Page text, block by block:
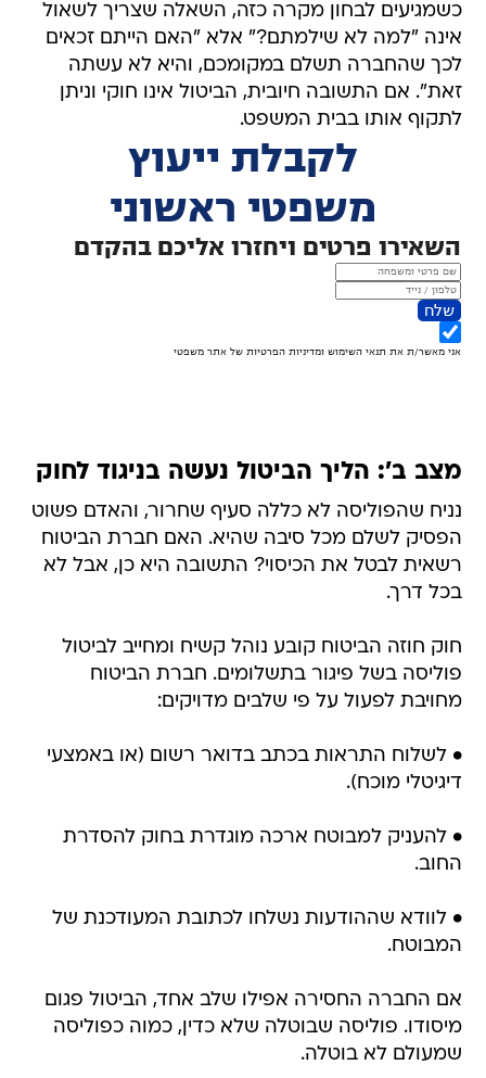
כשמגיעים לבחון מקרה כזה, השאלה שצריך לשאול
אינה "למה לא שילמתם?" אלא "האם הייתם זכאים
לכך שהחברה תשלם במקומכם, והיא לא עשתה
זאת". אם התשובה חיובית, הביטול אינו חוקי וניתן
לתקוף אותו בבית המשפט.
מצב ב': הליך הביטול נעשה בניגוד לחוק
נניח שהפוליסה לא כללה סעיף שחרור, והאדם פשוט
הפסיק לשלם מכל סיבה שהיא. האם חברת הביטוח
רשאית לבטל את הכיסוי? התשובה היא כן, אבל לא
בכל דרך.
חוק חוזה הביטוח קובע נוהל קשיח ומחייב לביטול
פוליסה בשל פיגור בתשלומים. חברת הביטוח
מחויבת לפעול על פי שלבים מדויקים:
• לשלוח התראות בכתב בדואר רשום (או באמצעי
דיגיטלי מוכח).
• להעניק למבוטח ארכה מוגדרת בחוק להסדרת
החוב.
• לוודא שההודעות נשלחו לכתובת המעודכנת של
המבוטח.
אם החברה החסירה אפילו שלב אחד, הביטול פגום
מיסודו. פוליסה שבוטלה שלא כדין, כמוה כפוליסה
שמעולם לא בוטלה.